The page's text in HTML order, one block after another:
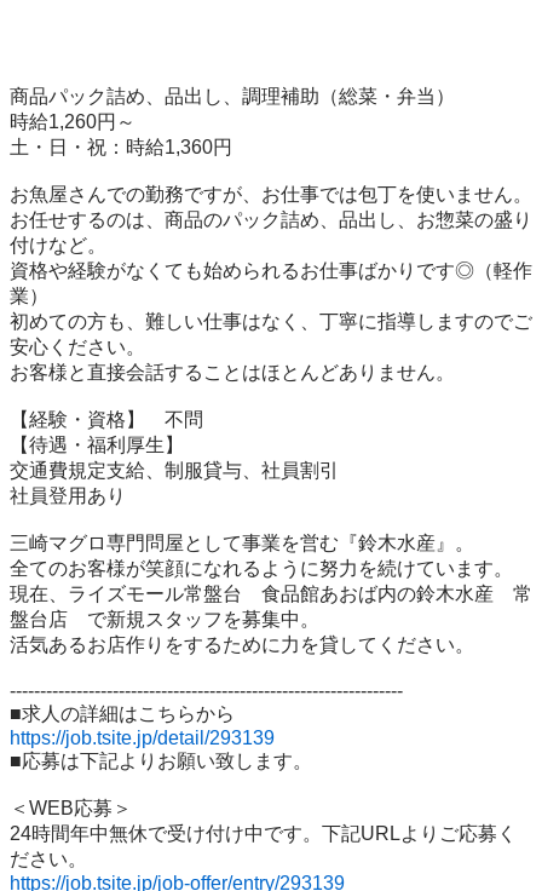
商品パック詰め、品出し、調理補助（総菜・弁当）
時給1,260円～
土・日・祝：時給1,360円
お魚屋さんでの勤務ですが、お仕事では包丁を使いません。
お任せするのは、商品のパック詰め、品出し、お惣菜の盛り
付けなど。
資格や経験がなくても始められるお仕事ばかりです◎（軽作
業）
初めての方も、難しい仕事はなく、丁寧に指導しますのでご
安心ください。
お客様と直接会話することはほとんどありません。
【経験・資格】	不問
【待遇・福利厚生】
交通費規定支給、制服貸与、社員割引
社員登用あり
三崎マグロ専門問屋として事業を営む『鈴木水産』。
全てのお客様が笑顔になれるように努力を続けています。
現在、ライズモール常盤台　食品館あおば内の鈴木水産　常
盤台店　で新規スタッフを募集中。
活気あるお店作りをするために力を貸してください。
-----------------------------------------------------------------
https://job.tsite.jp/detail/293139
■応募は下記よりお願い致します。
＜WEB応募＞
24時間年中無休で受け付け中です。下記URLよりご応募く
https://job.tsite.jp/job-offer/entry/293139